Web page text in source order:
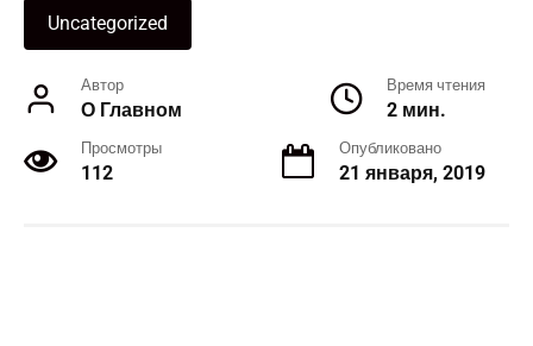
Uncategorized
Автор
О Главном
Время чтения
2 мин.
Просмотры
112
Опубликовано
21 января, 2019